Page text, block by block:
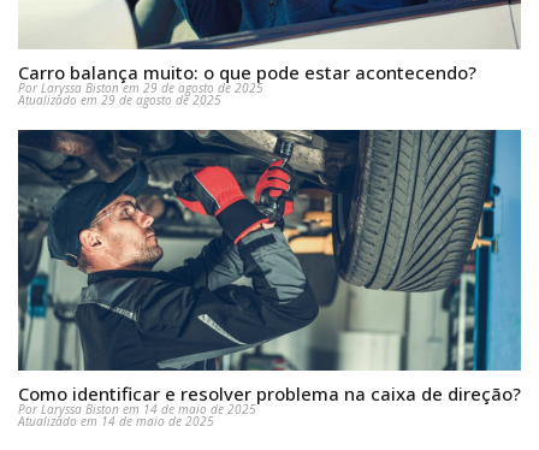
Carro balança muito: o que pode estar acontecendo?
Por Laryssa Biston em 29 de agosto de 2025
Atualizado em 29 de agosto de 2025
Como identificar e resolver problema na caixa de direção?
Por Laryssa Biston em 14 de maio de 2025
Atualizado em 14 de maio de 2025